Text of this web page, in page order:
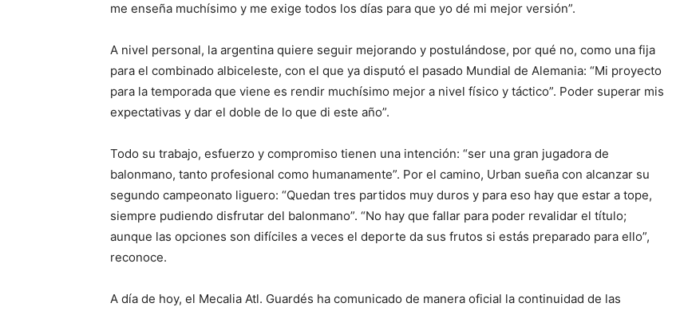
me enseña muchísimo y me exige todos los días para que yo dé mi mejor versión”.
A nivel personal, la argentina quiere seguir mejorando y postulándose, por qué no, como una fija
para el combinado albiceleste, con el que ya disputó el pasado Mundial de Alemania: “Mi proyecto
para la temporada que viene es rendir muchísimo mejor a nivel físico y táctico”. Poder superar mis
expectativas y dar el doble de lo que di este año”.
Todo su trabajo, esfuerzo y compromiso tienen una intención: “ser una gran jugadora de
balonmano, tanto profesional como humanamente”. Por el camino, Urban sueña con alcanzar su
segundo campeonato liguero: “Quedan tres partidos muy duros y para eso hay que estar a tope,
siempre pudiendo disfrutar del balonmano”. “No hay que fallar para poder revalidar el título;
aunque las opciones son difíciles a veces el deporte da sus frutos si estás preparado para ello”,
reconoce.
A día de hoy, el Mecalia Atl. Guardés ha comunicado de manera oficial la continuidad de las